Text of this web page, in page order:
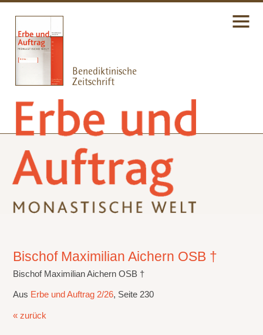
Bischof Maximilian Aichern OSB †
Bischof Maximilian Aichern OSB †
Aus Erbe und Auftrag 2/26, Seite 230
« zurück